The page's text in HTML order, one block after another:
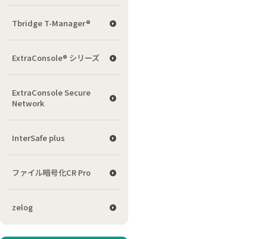
Tbridge T-Manager®
ExtraConsole® シリーズ
ExtraConsole Secure
Network
InterSafe plus
ファイル暗号化CR Pro
zelog